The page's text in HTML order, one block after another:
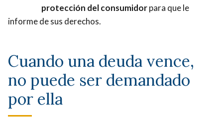
protección del consumidorpara que le
informe de sus derechos.
Cuando una deuda vence,
no puede ser demandado
por ella